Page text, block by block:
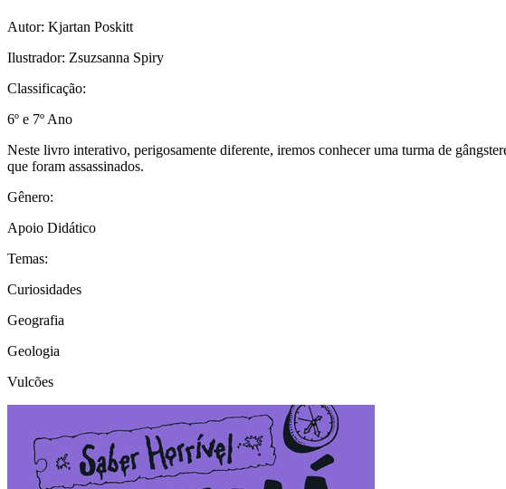
Autor: Kjartan Poskitt
Ilustrador: Zsuzsanna Spiry
Classificação:
6º e 7º Ano
Neste livro interativo, perigosamente diferente, iremos conhecer uma turma de
que foram assassinados.
Gênero:
Apoio Didático
Temas:
Curiosidades
Geografia
Geologia
Vulcões